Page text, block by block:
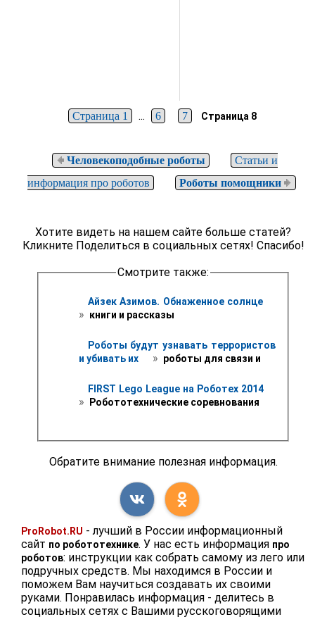
Страница 1 ... 6 7 Страница 8
Человекоподобные роботы
Статьи и
информация про роботов
Роботы помощники
Хотите видеть на нашем сайте больше статей?
Кликните Поделиться в социальных сетях! Спасибо!
Смотрите также:
Айзек Азимов. Обнаженное солнце
» книги и рассказы
Роботы будут узнавать террористов
и убивать их
» роботы для связи и
FIRST Lego League на Роботех 2014
» Робототехнические соревнования
Обратите внимание полезная информация.
ProRobot.RU - лучший в России информационный
сайт по робототехнике. У нас есть информация про
роботов: инструкции как собрать самому из лего или
подручных средств. Мы находимся в России и
поможем Вам научиться создавать их своими
руками. Понравилась информация - делитесь в
социальных сетях с Вашими русскоговорящими